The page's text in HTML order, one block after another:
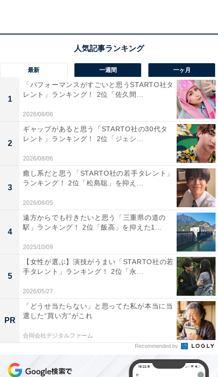
1位：福岡市／156票
1位は「福岡市」でした。福岡県の県庁所在地であり九
州最大の都市として知られる福岡市は、都市機能の充実
度が高く、ショッピングやグルメ、文化イベントなど多
彩な楽しみが魅力です。博多駅や福岡空港へのアクセス
もよく、都市部でありながら海や山にも近いため、老後
を豊かに過ごせる環境が整っています。
回答者のコメントを見ると「栄えすぎな気もするが、や
はり公共交通機関も整っているということは大切なの
で」（20代女性／兵庫県）、「大きい都市なので医療や
買い物施設の選択肢が広い。食や文化など楽しみながら
最新 一週間 一ヶ月
1
「パフォーマンスがすごいと思うSTARTO社タ
レント」ランキング！ 2位「佐久間...
2026/08/06
2
ギャップがあると思う「STARTO社の30代タ
レント」ランキング！ 2位「ジェシ...
2026/08/06
3
癒し系だと思う「STARTO社の若手タレント」
ランキング！ 2位「松島聡」を抑え...
2026/08/05
4
遠方からでも行きたいと思う「三重県の道の
駅」ランキング！ 2位「飯高」を抑えた1...
2025/10/09
5
【女性が選ぶ】演技がうまい「STARTO社の若
手タレント」ランキング！ 2位「永...
2026/05/27
PR
「どうせ当たらない」と思ってた私が本当に当
選した“買い方”がこれ
合同会社デジタルファーム
Recommended by